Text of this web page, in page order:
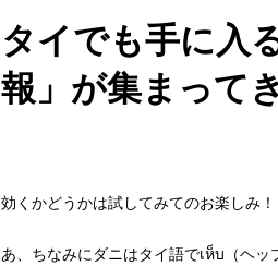
タイでも手に入
報」が集まって
効くかどうかは試してみてのお楽しみ！
あ、ちなみにダニはタイ語でเห็บ（ヘッ